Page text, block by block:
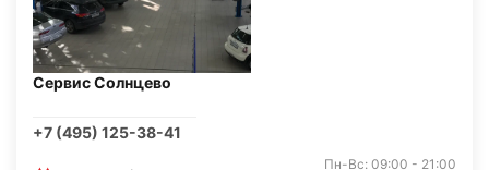
Сервис Солнцево
+7 (495) 125-38-41
Пн-Вс: 09:00 - 21:00